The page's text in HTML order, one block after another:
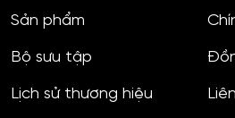
Sản phẩm
Bộ sưu tập
Lịch sử thương hiệu